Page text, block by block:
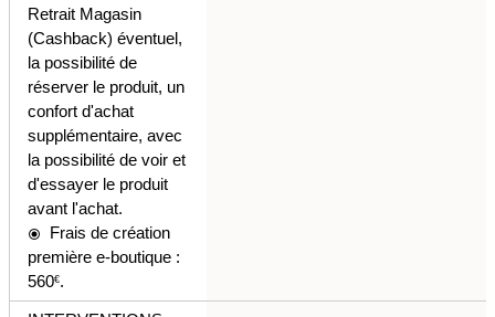
Retrait Magasin
(Cashback) éventuel,
la possibilité de
réserver le produit, un
confort d'achat
supplémentaire, avec
la possibilité de voir et
d'essayer le produit
avant l'achat.
radio_button_checked
Frais de création
première e-boutique :
560€.